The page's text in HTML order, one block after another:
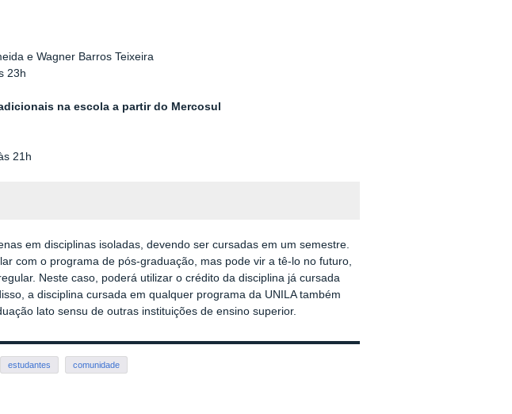
e Wagner Barros Teixeira
23h
na escola a partir do Mercosul
21h
em disciplinas isoladas, devendo ser cursadas em um semestre.
com o programa de pós-graduação, mas pode vir a tê-lo no futuro,
Neste caso, poderá utilizar o crédito da disciplina já cursada
a disciplina cursada em qualquer programa da UNILA também
lato sensu de outras instituições de ensino superior.
estudantes comunidade